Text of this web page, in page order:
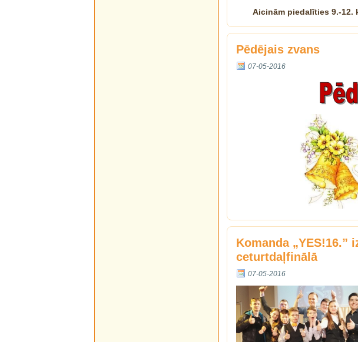
Aicinām piedalīties 9.-12.
Pēdējais zvans
07-05-2016
Komanda
ceturtdaļfinālā
07-05-2016